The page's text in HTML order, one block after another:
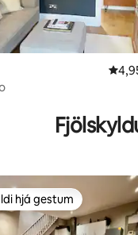
89 umsagnir
4,95
hjá gestum
hjá gestum